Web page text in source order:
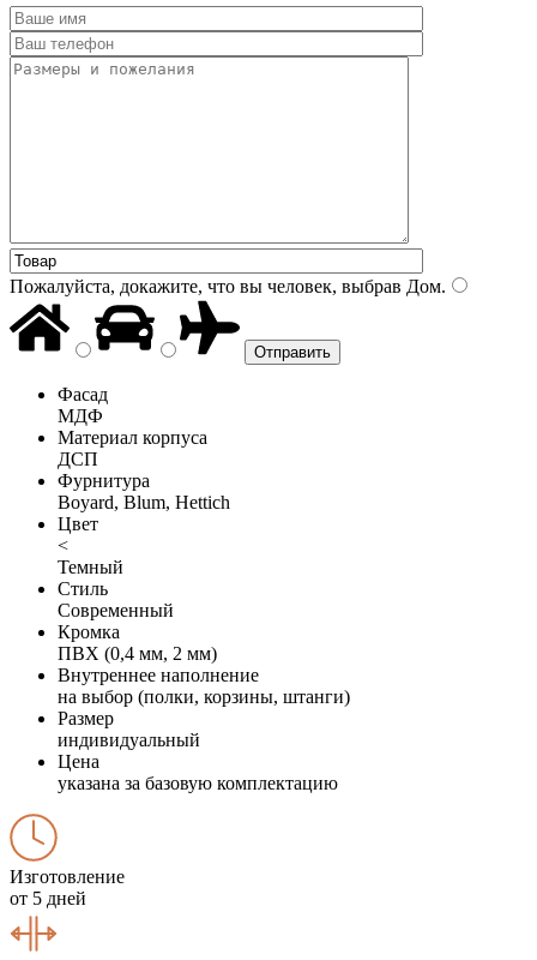
Пожалуйста, докажите, что вы человек, выбрав Дом.
Фасад
МДФ
Материал корпуса
ДСП
Фурнитура
Boyard, Blum, Hettich
Цвет
<
Темный
Стиль
Современный
Кромка
ПВХ (0,4 мм, 2 мм)
Внутреннее наполнение
на выбор (полки, корзины, штанги)
Размер
индивидуальный
Цена
указана за базовую комплектацию
Изготовление
от 5 дней